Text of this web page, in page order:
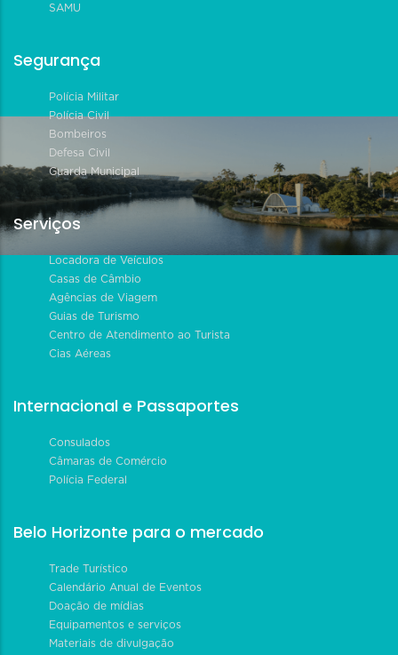
SAMU
Segurança
Polícia Militar
Polícia Civil
Bombeiros
Defesa Civil
Guarda Municipal
Serviços
Locadora de Veículos
Casas de Câmbio
Agências de Viagem
Guias de Turismo
Centro de Atendimento ao Turista
Cias Aéreas
Internacional e Passaportes
Consulados
Câmaras de Comércio
Polícia Federal
Belo Horizonte para o mercado
Trade Turístico
Calendário Anual de Eventos
Doação de mídias
Equipamentos e serviços
Materiais de divulgação